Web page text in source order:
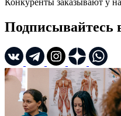
Конкуренты заказывают у
Подписывайтесь